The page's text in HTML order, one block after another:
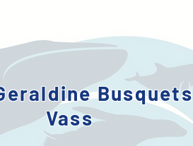
Busquets
Vass